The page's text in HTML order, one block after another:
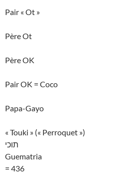
Pair « Ot »
Père Ot
Père OK
Pair OK = Coco
Papa-Gayo
« Touki » (« Perroquet »)
תוכי
Guematria
= 436